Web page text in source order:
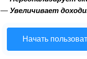
— Увеличивает
Начать